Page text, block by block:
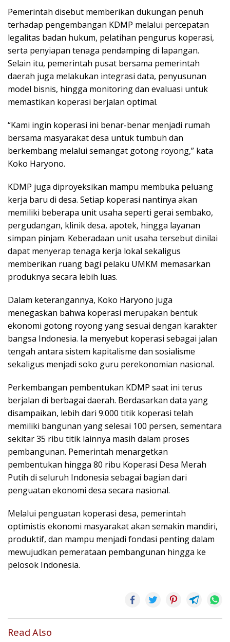
Pemerintah disebut memberikan dukungan penuh
terhadap pengembangan KDMP melalui percepatan
legalitas badan hukum, pelatihan pengurus koperasi,
serta penyiapan tenaga pendamping di lapangan.
Selain itu, pemerintah pusat bersama pemerintah
daerah juga melakukan integrasi data, penyusunan
model bisnis, hingga monitoring dan evaluasi untuk
memastikan koperasi berjalan optimal.
“Kami ingin koperasi ini benar-benar menjadi rumah
bersama masyarakat desa untuk tumbuh dan
berkembang melalui semangat gotong royong,” kata
Koko Haryono.
KDMP juga diproyeksikan mampu membuka peluang
kerja baru di desa. Setiap koperasi nantinya akan
memiliki beberapa unit usaha seperti gerai sembako,
pergudangan, klinik desa, apotek, hingga layanan
simpan pinjam. Keberadaan unit usaha tersebut dinilai
dapat menyerap tenaga kerja lokal sekaligus
memberikan ruang bagi pelaku UMKM memasarkan
produknya secara lebih luas.
Dalam keterangannya, Koko Haryono juga
menegaskan bahwa koperasi merupakan bentuk
ekonomi gotong royong yang sesuai dengan karakter
bangsa Indonesia. Ia menyebut koperasi sebagai jalan
tengah antara sistem kapitalisme dan sosialisme
sekaligus menjadi soko guru perekonomian nasional.
Perkembangan pembentukan KDMP saat ini terus
berjalan di berbagai daerah. Berdasarkan data yang
disampaikan, lebih dari 9.000 titik koperasi telah
memiliki bangunan yang selesai 100 persen, sementara
sekitar 35 ribu titik lainnya masih dalam proses
pembangunan. Pemerintah menargetkan
pembentukan hingga 80 ribu Koperasi Desa Merah
Putih di seluruh Indonesia sebagai bagian dari
penguatan ekonomi desa secara nasional.
Melalui penguatan koperasi desa, pemerintah
optimistis ekonomi masyarakat akan semakin mandiri,
produktif, dan mampu menjadi fondasi penting dalam
mewujudkan pemerataan pembangunan hingga ke
pelosok Indonesia.
Read Also